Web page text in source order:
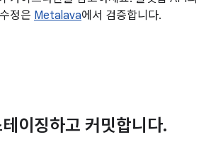
정은 Metalava에서 검증합니다.
이징하고 커밋합니다.